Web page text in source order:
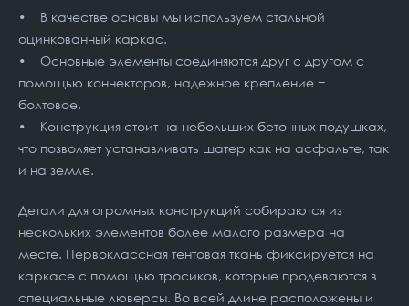
• В качестве основы мы используем стальной
оцинкованный каркас.
• Основные элементы соединяются друг с другом с
помощью коннекторов, надежное крепление −
болтовое.
• Конструкция стоит на небольших бетонных подушках,
что позволяет устанавливать шатер как на асфальте, так
и на земле.
Детали для огромных конструкций собираются из
нескольких элементов более малого размера на
месте. Первоклассная тентовая ткань фиксируется на
каркасе с помощью тросиков, которые продеваются в
специальные люверсы. Во всей длине расположены и